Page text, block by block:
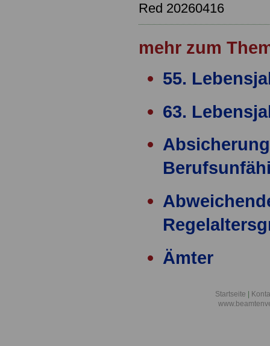
Red 20260416
mehr zum
55.
63.
Ämter
Startseite